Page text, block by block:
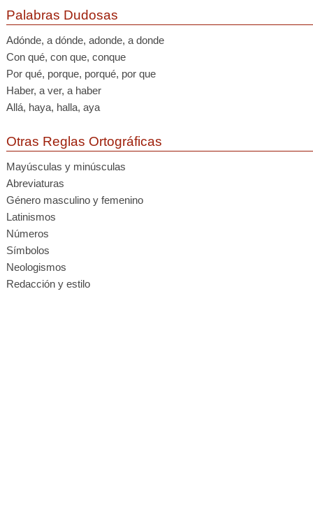
Palabras Dudosas
Adónde, a dónde, adonde, a donde
Con qué, con que, conque
Por qué, porque, porqué, por que
Haber, a ver, a haber
Allá, haya, halla, aya
Otras Reglas Ortográficas
Mayúsculas y minúsculas
Abreviaturas
Género masculino y femenino
Latinismos
Números
Símbolos
Neologismos
Redacción y estilo